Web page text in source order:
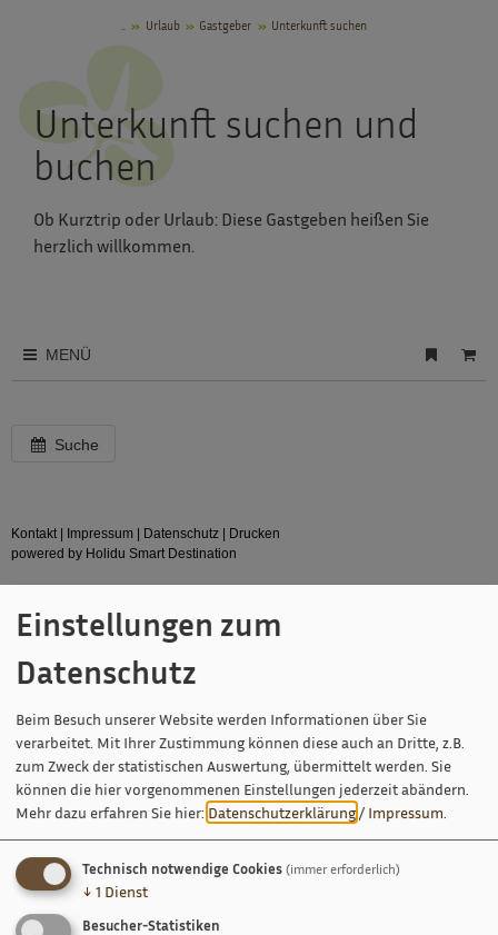
Urlaub Gastgeber Unterkunft suchen
Unterkunft suchen und
buchen
Ob Kurztrip oder Urlaub: Diese Gastgeben heißen Sie
herzlich willkommen.
MENÜ
Suche
Kontakt| Impressum Datenschutz
Drucken
powered by Holidu Smart Destination
Einstellungen zum
Datenschutz
Beim Besuch unserer Website werden Informationen über Sie
verarbeitet. Mit Ihrer Zustimmung können diese auch an Dritte, z.B.
zum Zweck der statistischen Auswertung, übermittelt werden. Sie
können die hier vorgenommenen Einstellungen jederzeit abändern.
Mehr dazu erfahren Sie hier: Datenschutzerklärung/ Impressum
Technisch notwendige Cookies (immer erforderlich)
↓ 1 Dienst
Besucher-Statistiken